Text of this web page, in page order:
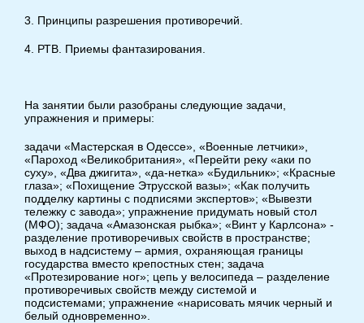
3. Принципы разрешения противоречий.
4. РТВ. Приемы фантазирования.
На занятии были разобраны следующие задачи,
упражнения и примеры:
задачи «Мастерская в Одессе», «Военные летчики»,
«Пароход «Великобритания», «Перейти реку «аки по
суху», «Два джигита», «да-нетка» «Будильник»; «Красные
глаза»; «Похищение Этрусской вазы»; «Как получить
подделку картины с подписями экспертов»; «Вывезти
тележку с завода»; упражнение придумать новый стол
(МФО); задача «Амазонская рыбка»; «Винт у Карлсона» -
разделение противоречивых свойств в пространстве;
выход в надсистему – армия, охраняющая границы
государства вместо крепостных стен; задача
«Протезирование ног»; цепь у велосипеда – разделение
противоречивых свойств между системой и
подсистемами; упражнение «нарисовать мячик черный и
белый одновременно».